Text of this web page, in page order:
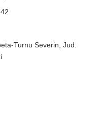
Turnu Severin, Jud.